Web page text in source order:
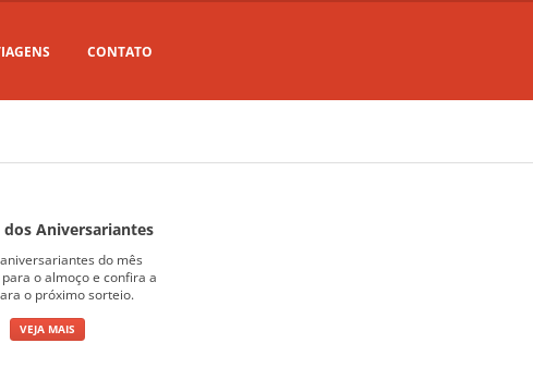
CONTATO
Aniversariantes
do mês
o almoço e confira a
o próximo sorteio.
VEJA MAIS